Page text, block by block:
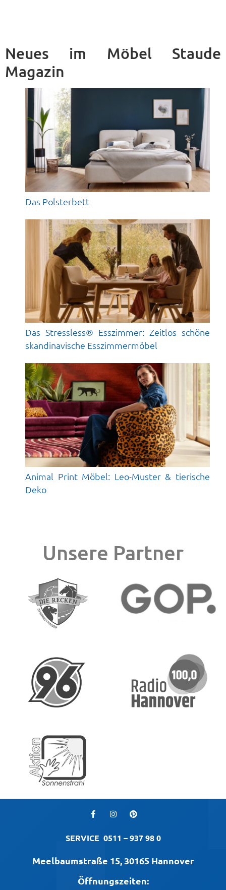
Neues im Möbel Staude
Magazin
Das Polsterbett
Das Stressless® Esszimmer: Zeitlos schöne
skandinavische Esszimmermöbel
Animal Print Möbel: Leo-Muster & tierische
Deko
Unsere Partner
SERVICE 0511 – 937 98 0
Meelbaumstraße 15, 30165 Hannover
Öffnungszeiten: